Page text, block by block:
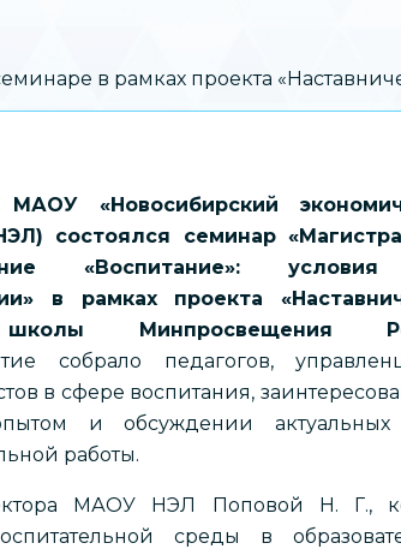
в рамках проекта
«Новосибирский
состоялся семинар
«Воспитание»:
в рамках проекта
Минпросвещения
собрало педагогов,
в сфере воспитания,
и обсуждении актуальных
работы.
МАОУ НЭЛ Поповой Н. Г.,
среды в